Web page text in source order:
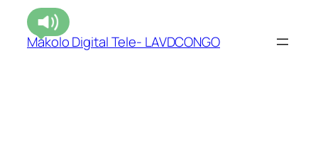
Makolo Digital Tele- LAVDCONGO